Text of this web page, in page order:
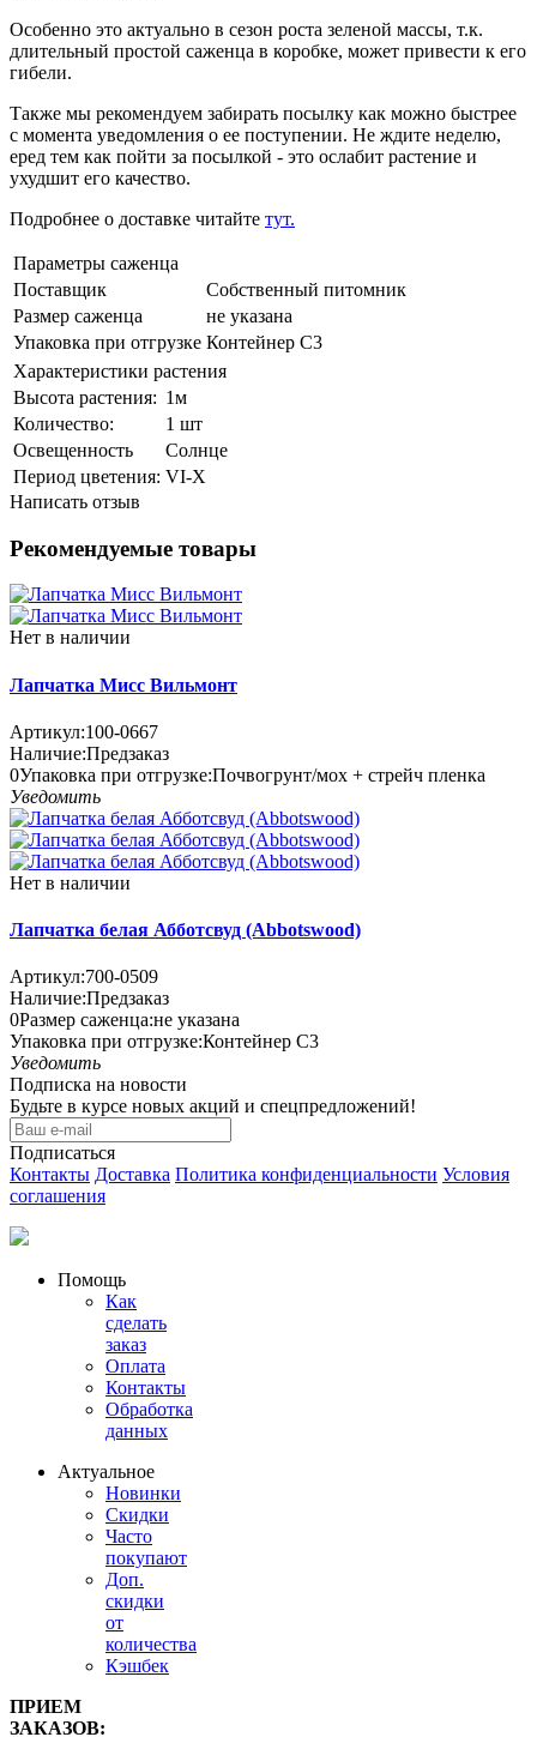
Особенно это актуально в сезон роста зеленой массы, т.к.
длительный простой саженца в коробке, может привести к его
гибели.
Также мы рекомендуем забирать посылку как можно быстрее
с момента уведомления о ее поступении. Не ждите неделю,
еред тем как пойти за посылкой - это ослабит растение и
ухудшит его качество.
Подробнее о доставке читайте тут.
Параметры саженца
Поставщик
Собственный питомник
Размер саженца
не указана
Упаковка при отгрузке Контейнер С3
Характеристики растения
Выcота растения: 1м
Количeствo:
1 шт
Освещенность
Солнце
Период цветения: VI-X
Написать отзыв
Рекомендуемые товары
Нет в наличии
Лапчатка Мисс Вильмонт
Артикул:100-0667
Наличие:Предзаказ
0Упаковка при отгрузке:Почвогрунт/мох + стрейч пленка
Уведомить
Нет в наличии
Лапчатка белая Абботсвуд (Abbotswood)
Артикул:700-0509
Наличие:Предзаказ
0Размер саженца:не указана
Упаковка при отгрузке:Контейнер С3
Уведомить
Подписка на новости
Будьте в курсе новых акций и спецпредложений!
Подписаться
Контакты Доставка Политика конфиденциальности Условия
соглашения
Помощь
Как
сделать
заказ
Оплата
Контакты
Обработка
данных
Актуальное
Новинки
Скидки
Часто
покупают
Доп.
скидки
от
количества
Кэшбек
ПРИЕМ
ЗАКАЗОВ: